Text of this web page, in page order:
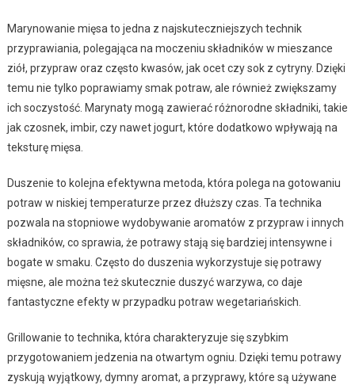
Marynowanie mięsa to jedna z najskuteczniejszych technik
przyprawiania, polegająca na moczeniu składników w mieszance
ziół, przypraw oraz często kwasów, jak ocet czy sok z cytryny. Dzięki
temu nie tylko poprawiamy smak potraw, ale również zwiększamy
ich soczystość. Marynaty mogą zawierać różnorodne składniki, takie
jak czosnek, imbir, czy nawet jogurt, które dodatkowo wpływają na
teksturę mięsa.
Duszenie to kolejna efektywna metoda, która polega na gotowaniu
potraw w niskiej temperaturze przez dłuższy czas. Ta technika
pozwala na stopniowe wydobywanie aromatów z przypraw i innych
składników, co sprawia, że potrawy stają się bardziej intensywne i
bogate w smaku. Często do duszenia wykorzystuje się potrawy
mięsne, ale można też skutecznie duszyć warzywa, co daje
fantastyczne efekty w przypadku potraw wegetariańskich.
Grillowanie to technika, która charakteryzuje się szybkim
przygotowaniem jedzenia na otwartym ogniu. Dzięki temu potrawy
zyskują wyjątkowy, dymny aromat, a przyprawy, które są używane